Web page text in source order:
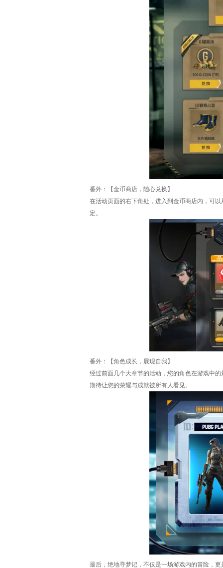
番外：【金币商店，随心兑换】
在活动页面的右下角处，进入到金币商店内，可
定。
番外：【角色成长，展现自我】
经过前面几个大章节的活动，您的角色在游戏中
期待让您的荣耀与成就被所有人看见。
最后，绝地寻梦记，不仅是一场游戏内的冒险，